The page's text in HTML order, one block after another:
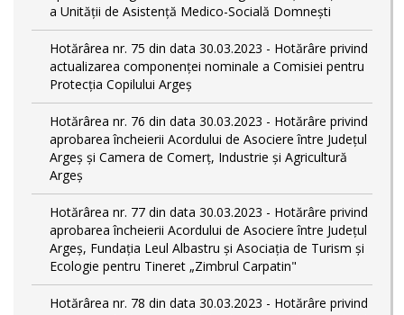
a Unității de Asistență Medico-Socială Domnești
Hotărârea nr. 75 din data 30.03.2023 - Hotărâre privind
actualizarea componenței nominale a Comisiei pentru
Protecția Copilului Argeș
Hotărârea nr. 76 din data 30.03.2023 - Hotărâre privind
aprobarea încheierii Acordului de Asociere între Județul
Argeș și Camera de Comerț, Industrie și Agricultură
Argeș
Hotărârea nr. 77 din data 30.03.2023 - Hotărâre privind
aprobarea încheierii Acordului de Asociere între Județul
Argeș, Fundația Leul Albastru și Asociația de Turism și
Ecologie pentru Tineret „Zimbrul Carpatin"
Hotărârea nr. 78 din data 30.03.2023 - Hotărâre privind